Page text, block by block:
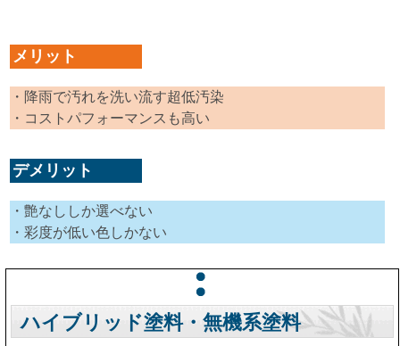
メリット
・降雨で汚れを洗い流す超低汚染
・コストパフォーマンスも高い
デメリット
・艶なししか選べない
・彩度が低い色しかない
ハイブリッド塗料・無機系塗料